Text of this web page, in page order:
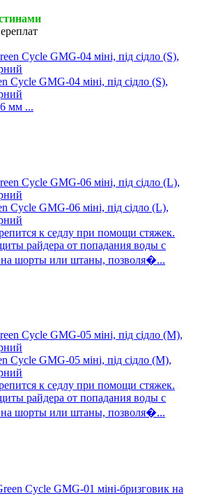
Cycle GMG-04 міні, під сідло (S),
мм ...
Cycle GMG-06 міні, під сідло (L),
к седлу при помощи стяжек.
райдера от попадания воды с
на шорты или штаны, позволя�...
Cycle GMG-05 міні, під сідло (M),
к седлу при помощи стяжек.
райдера от попадания воды с
на шорты или штаны, позволя�...